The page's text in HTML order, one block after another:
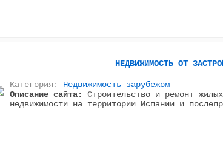
НЕДВИЖИМОСТЬ ОТ
Категория: Недвижимость зарубежом
Описание сайта: Строительство и ремонт
недвижимости на территории Испании и